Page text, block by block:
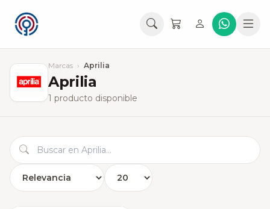
Marcas › Aprilia
Aprilia
1 producto disponible